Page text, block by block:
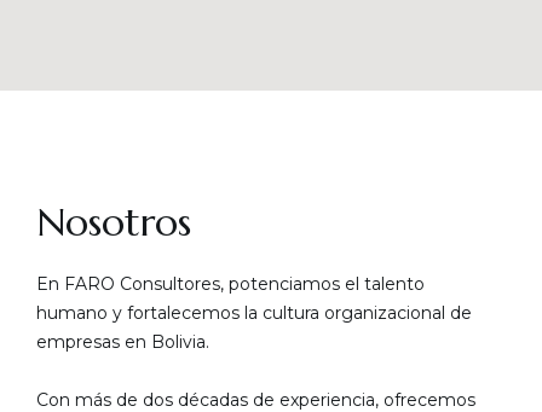
Nosotros
En FARO Consultores, potenciamos el talento
humano y fortalecemos la cultura organizacional de
empresas en Bolivia.
Con más de dos décadas de experiencia, ofrecemos